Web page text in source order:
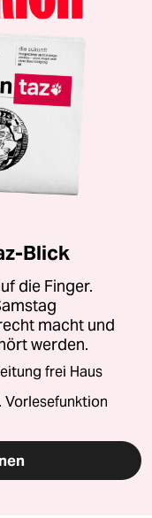
Blick
die Finger.
macht und
werden.
frei Haus
Vorlesefunktion